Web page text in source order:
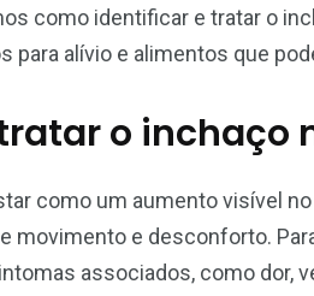
como identificar e tratar o
para alívio e alimentos que
o inchaço
como um aumento visível
movimento e desconforto.
associados, como dor,